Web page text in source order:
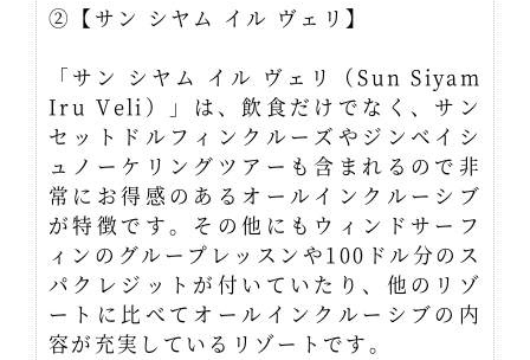
②【サン シヤム イル ヴェリ】
「サン シヤム イル ヴェリ（Sun Siyam
Iru Veli）」は、飲食だけでなく、サン
セットドルフィンクルーズやジンベイシ
ュノーケリングツアーも含まれるので非
常にお得感のあるオールインクルーシブ
が特徴です。その他にもウィンドサーフ
ィンのグループレッスンや100ドル分のス
パクレジットが付いていたり、他のリゾ
ートに比べてオールインクルーシブの内
容が充実しているリゾートです。